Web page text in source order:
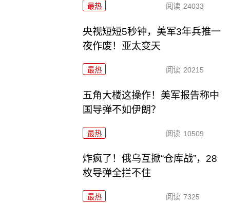
最热 阅读 24033
央视短短5秒钟，美军3年兵推一
夜作废！亚太变天
最热 阅读 20215
五角大楼这操作！美军报告称中
国导弹不如伊朗？
最热 阅读 10509
炸疯了！俄乌互掀“仓库战”，28
枚导弹全拦不住
最热 阅读 7325